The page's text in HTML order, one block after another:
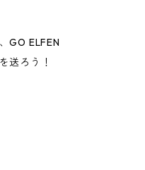
GO ELFEN
送ろう！